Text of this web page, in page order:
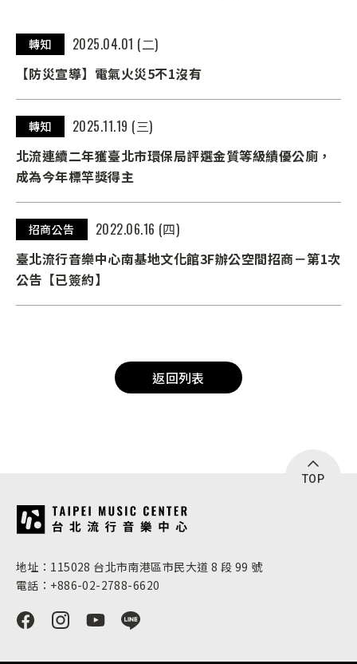
轉知
2025.04.01 (二)
【防災宣導】電氣火災5不1沒有
轉知
2025.11.19 (三)
北流連續二年獲臺北市環保局評選金質等級績優公廁，
成為今年標竿獎得主
招商公告
2022.06.16 (四)
臺北流行音樂中心南基地文化館3F辦公空間招商－第1次
公告【已簽約】
返回列表
TOP
:::
地址：115028 台北市南港區市民大道 8 段 99 號
電話：+886-02-2788-6620